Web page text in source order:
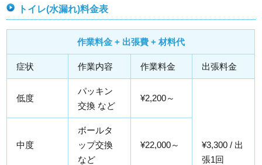
トイレ(水漏れ)料金表
作業料金 + 出張費 + 材料代
症状 作業内容 作業料金 出張料金
低度
パッキン
交換 など
¥2,200～
¥3,300 / 出
張1回
中度
ボールタ
ップ交換
など
¥22,000～